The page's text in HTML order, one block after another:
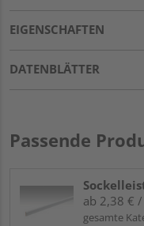
EIGENSCHAFTEN
DATENBLÄTTER
Passende
ab 2,38 €
gesamte